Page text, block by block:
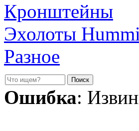
Кронштейны
Эхолоты
Разное
Ошибка: